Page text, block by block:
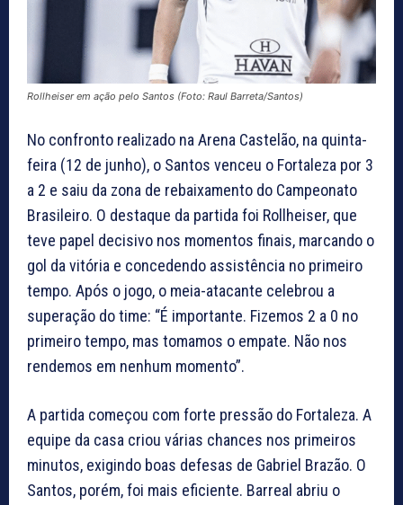
Rollheiser em ação pelo Santos (Foto: Raul Barreta/Santos)
No confronto realizado na Arena Castelão, na quinta-
feira (12 de junho), o Santos venceu o Fortaleza por 3
a 2 e saiu da zona de rebaixamento do Campeonato
Brasileiro. O destaque da partida foi Rollheiser, que
teve papel decisivo nos momentos finais, marcando o
gol da vitória e concedendo assistência no primeiro
tempo. Após o jogo, o meia-atacante celebrou a
superação do time: “É importante. Fizemos 2 a 0 no
primeiro tempo, mas tomamos o empate. Não nos
rendemos em nenhum momento”.
A partida começou com forte pressão do Fortaleza. A
equipe da casa criou várias chances nos primeiros
minutos, exigindo boas defesas de Gabriel Brazão. O
Santos, porém, foi mais eficiente. Barreal abriu o